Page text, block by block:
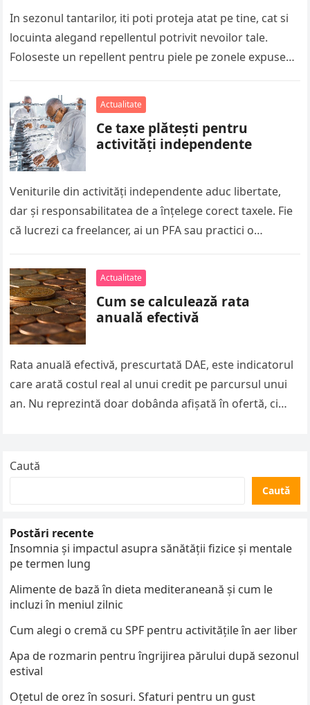
In sezonul tantarilor, iti poti proteja atat pe tine, cat si
locuinta alegand repellentul potrivit nevoilor tale.
Foloseste un repellent pentru piele pe zonele expuse
Actualitate
Ce taxe plătești pentru
activități independente
Veniturile din activități independente aduc libertate,
dar și responsabilitatea de a înțelege corect taxele. Fie
că lucrezi ca freelancer, ai un PFA sau practici o
Actualitate
Cum se calculează rata
anuală efectivă
Rata anuală efectivă, prescurtată DAE, este indicatorul
care arată costul real al unui credit pe parcursul unui
an. Nu reprezintă doar dobânda afișată în ofertă, ci
Caută
Caută
Postări recente
Insomnia și impactul asupra sănătății fizice și mentale
pe termen lung
Alimente de bază în dieta mediteraneană și cum le
incluzi în meniul zilnic
Cum alegi o cremă cu SPF pentru activitățile în aer liber
Apa de rozmarin pentru îngrijirea părului după sezonul
estival
Oțetul de orez în sosuri. Sfaturi pentru un gust